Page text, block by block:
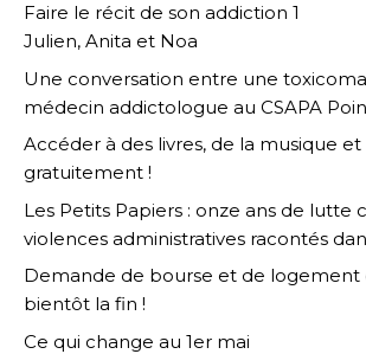
Faire le récit de son addiction 1
Julien, Anita et Noa
Une conversation entre une
médecin addictologue au CSAPA
Accéder à des livres, de la musique
gratuitement !
Les Petits Papiers : onze ans de lutte
violences administratives racontés
Demande de bourse et de logement
bientôt la fin !
Ce qui change au 1er mai